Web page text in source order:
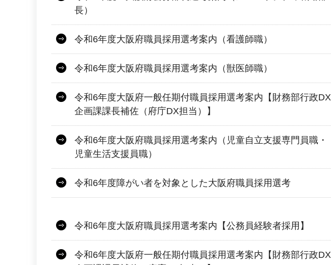
長）
令和6年度大阪府職員採用選考案内（看護師職）
令和6年度大阪府職員採用選考案内（獣医師職）
令和6年度大阪府一般任期付職員採用選考案内【財務部行政DX
企画課課長補佐（府庁DX担当）】
令和6年度大阪府職員採用選考案内（児童自立支援専門員職・
児童生活支援員職）
令和6年度障がい者を対象とした大阪府職員採用選考
令和6年度大阪府職員採用選考案内【公務員経験者採用】
令和6年度大阪府一般任期付職員採用選考案内【財務部行政DX